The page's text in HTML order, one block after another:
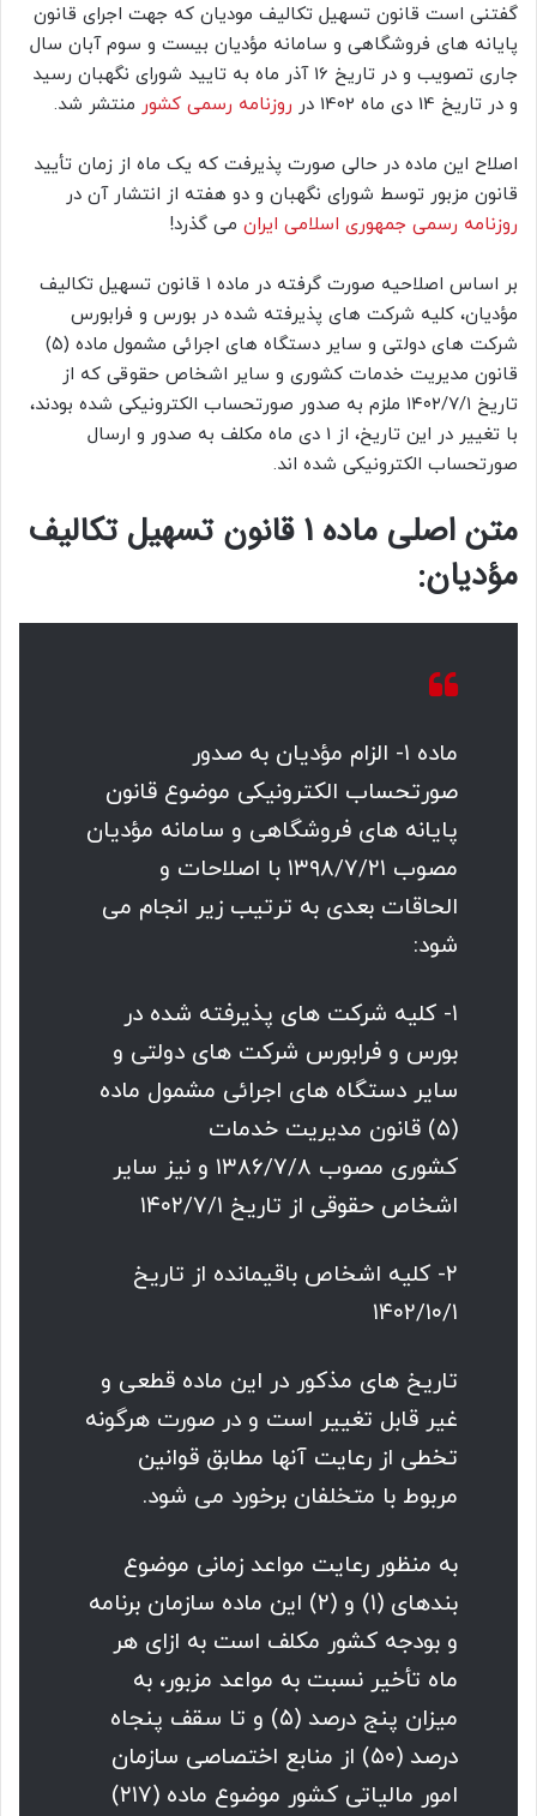
گفتنی است قانون تسهیل تکالیف مودیان که جهت اجرای قانون
پایانه های فروشگاهی و سامانه مؤدیان بیست و سوم آبان سال
جاری تصویب و در تاریخ 16 آذر ماه به تایید شورای نگهبان رسید
و در تاریخ 14 دی ماه 1402 در
روزنامه رسمی کشور منتشر شد.
اصلاح این ماده در حالی صورت پذیرفت که یک ماه از زمان تأیید
قانون مزبور توسط شورای نگهبان و دو هفته از انتشار آن در
روزنامه رسمی جمهوری اسلامی ایران می گذرد!
بر اساس اصلاحیه صورت گرفته در ماده 1 قانون تسهیل تکالیف
مؤدیان، کلیه شرکت های پذیرفته شده در بورس و فرابورس
شرکت های دولتی و سایر دستگاه های اجرائی مشمول ماده (۵)
قانون مدیریت خدمات کشوری و سایر اشخاص حقوقی که از
تاریخ ۱۴۰۲/۷/۱ ملزم به صدور صورتحساب الکترونیکی شده بودند،
با تغییر در این تاریخ، از 1 دی ماه مکلف به صدور و ارسال
صورتحساب الکترونیکی شده اند.
متن اصلی ماده 1 قانون تسهیل تکالیف
مؤدیان:
ماده ۱- الزام مؤدیان به صدور
صورتحساب الکترونیکی موضوع قانون
پایانه های فروشگاهی و سامانه مؤدیان
مصوب ۱۳۹۸/۷/۲۱ با اصلاحات و
الحاقات بعدی به ترتیب زیر انجام می
شود:
۱- کلیه شرکت های پذیرفته شده در
بورس و فرابورس شرکت های دولتی و
سایر دستگاه های اجرائی مشمول ماده
(۵) قانون مدیریت خدمات
کشوری مصوب ۱۳۸۶/۷/۸ و نیز سایر
اشخاص حقوقی از تاریخ ۱۴۰۲/۷/۱
۲- کلیه اشخاص باقیمانده از تاریخ
۱۴۰۲/۱۰/۱
تاریخ های مذکور در این ماده قطعی و
غیر قابل تغییر است و در صورت هرگونه
تخطی از رعایت آنها مطابق قوانین
مربوط با متخلفان برخورد می شود.
به منظور رعایت مواعد زمانی موضوع
بندهای (۱) و (۲) این ماده سازمان برنامه
و بودجه کشور مکلف است به ازای هر
ماه تأخیر نسبت به مواعد مزبور، به
میزان پنج درصد (۵) و تا سقف پنجاه
درصد (۵۰) از منابع اختصاصی سازمان
امور مالیاتی کشور موضوع ماده (۲۱۷)